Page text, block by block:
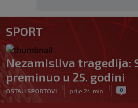
SPORT
Nezamisliva tragedija:
preminuo u 25. godini
OSTALI SPORTOVI
|
prije 24 min
| 0